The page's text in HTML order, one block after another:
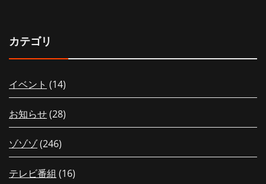
カテゴリ
イベント (14)
お知らせ(28)
ゾゾゾ(246)
テレビ番組 (16)